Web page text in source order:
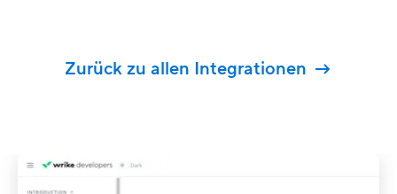
Zurück zu allen Integrationen